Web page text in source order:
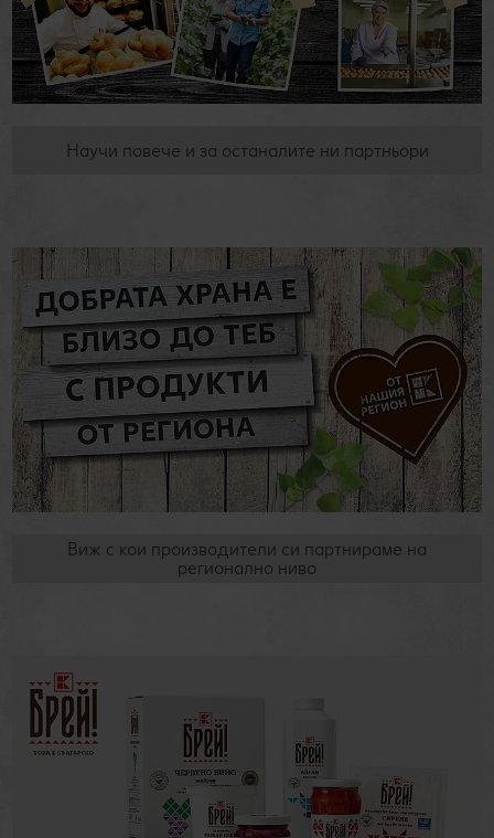
Научи повече и за останалите ни партньори
Виж с кои производители си партнираме на
регионално ниво